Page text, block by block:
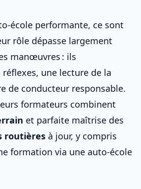
école performante, ce sont
rôle dépasse largement
manœuvres : ils
une lecture de la
de conducteur responsable.
formateurs combinent
et parfaite maîtrise des
routières à jour, y compris
formation via une auto-école